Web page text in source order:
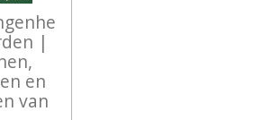
|
en
van